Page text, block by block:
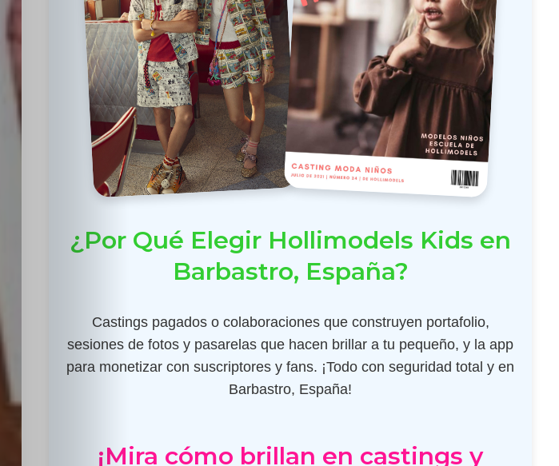
¿Por Qué Elegir Hollimodels Kids en
Barbastro, España?
Castings pagados o colaboraciones que construyen portafolio,
sesiones de fotos y pasarelas que hacen brillar a tu pequeño, y la app
para monetizar con suscriptores y fans. ¡Todo con seguridad total y en
Barbastro, España!
¡Mira cómo brillan en castings y